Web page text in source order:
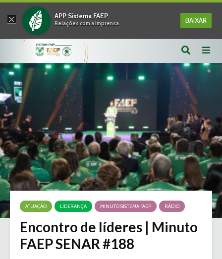
× APP Sistema FAEP
Relações com a Imprensa BAIXAR
ATUAÇÃO LIDERANÇA MINUTO SISTEMA FAEP RÁDIO
Encontro de líderes | Minuto
FAEP SENAR #188